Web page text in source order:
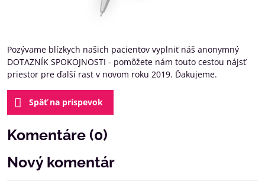
Pozývame blízkych našich pacientov vyplniť náš anonymný
DOTAZNÍK SPOKOJNOSTI - pomôžete nám touto cestou nájsť
priestor pre ďalší rast v novom roku 2019. Ďakujeme.
Späť na príspevok
Komentáre (0)
Nový komentár